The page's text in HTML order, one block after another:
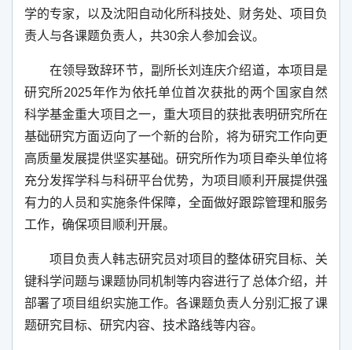
学的专家，以及沈阳自动化所科技处、财务处、项目负
责人与各课题负责人，共30余人参加会议。
在领导致辞环节，副所长刘连庆介绍道，本项目是
研究所2025年作为依托单位首次获批的两个国家自然
科学基金重大项目之一，重大项目的获批表明研究所在
基础研究方面迈向了一个新的台阶，将为研究工作向更
高质量发展提供坚实基础。研究所作为项目牵头单位将
充分发挥学科与科研平台优势，为项目顺利开展提供强
有力的人员和实施条件保障，全面做好跟踪管理和服务
工作，确保项目顺利开展。
项目负责人韩志研究员对项目的整体研究目标、关
键科学问题与课题协同机制等内容进行了总体介绍，并
部署了项目组织实施工作。各课题负责人分别汇报了课
题研究目标、研究内容、技术路线等内容。